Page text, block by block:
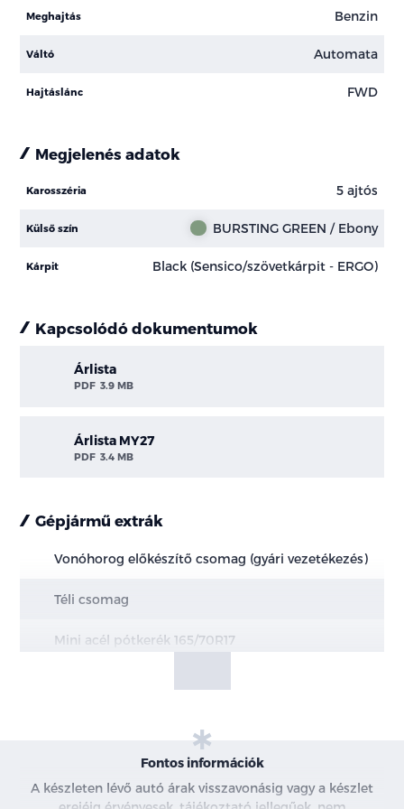
Meghajtás Benzin
Váltó Automata
Hajtáslánc FWD
Megjelenés adatok
Karosszéria 5 ajtós
Külső szín BURSTING GREEN / Ebony
Kárpit Black (Sensico/szövetkárpit - ERGO)
Kapcsolódó dokumentumok
Árlista
PDF 3.9 MB
Árlista MY27
PDF 3.4 MB
Gépjármű extrák
Vonóhorog előkészítő csomag (gyári vezetékezés)
Téli csomag
Mini acél pótkerék 165/70R17
Fontos információk
A készleten lévő autó árak visszavonásig vagy a készlet